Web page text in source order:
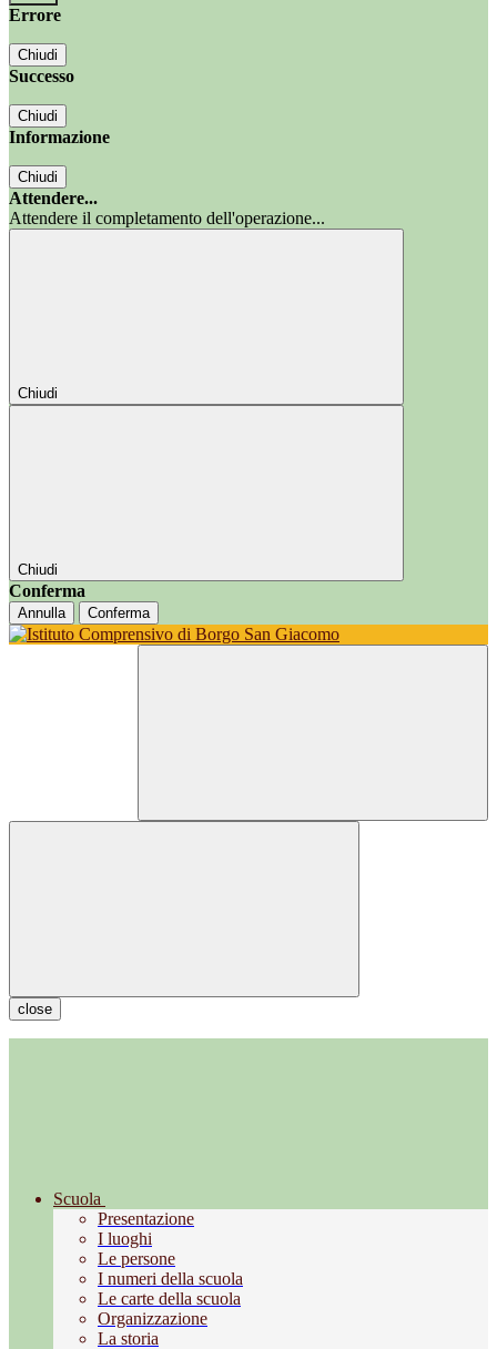
Errore
Chiudi
Successo
Chiudi
Informazione
Chiudi
Attendere...
Attendere il completamento dell'operazione...
Chiudi
Chiudi
Conferma
Annulla Conferma
close
Scuola
Presentazione
I luoghi
Le persone
I numeri della scuola
Le carte della scuola
Organizzazione
La storia